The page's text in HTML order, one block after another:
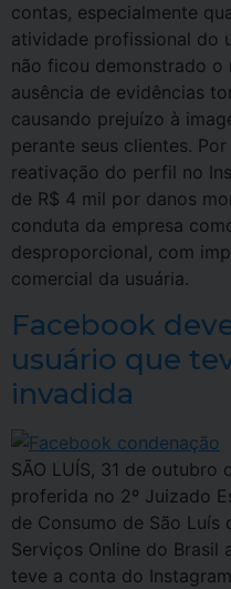
contas, especialmente
atividade profissional do
não ficou demonstrado
ausência de evidências
causando prejuízo à
perante seus clientes.
reativação do perfil no
de R$ 4 mil por danos
conduta da empresa
desproporcional, com
comercial da usuária.
Facebook
usuário que
invadida
SÃO LUÍS, 31 de outubro
proferida no 2º Juizado
de Consumo de São Luís
Serviços Online do Brasil
teve a conta do